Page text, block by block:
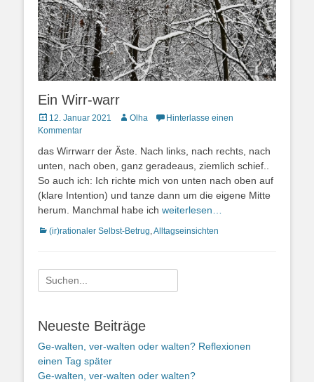
Ein Wirr-warr
Posted
on
12. Januar 2021 AutorOlha
Hinterlasse einen
Kommentar
das Wirrwarr der Äste. Nach links, nach rechts, nach
unten, nach oben, ganz geradeaus, ziemlich schief..
So auch ich: Ich richte mich von unten nach oben auf
(klare Intention) und tanze dann um die eigene Mitte
herum. Manchmal habe ich weiterlesen…
Kategorien
(ir)rationaler Selbst-Betrug Alltagseinsichten
Suche
nach:
Neueste Beiträge
Ge-walten, ver-walten oder walten? Reflexionen
einen Tag später
Ge-walten, ver-walten oder walten?